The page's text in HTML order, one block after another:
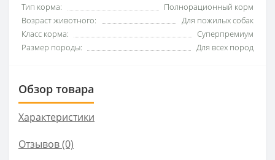
Тип корма:
Полнорационный корм
Возраст животного:
Для пожилых собак
Класс корма:
Суперпремиум
Размер породы:
Для всех пород
Обзор товара
Характеристики
Отзывов (0)